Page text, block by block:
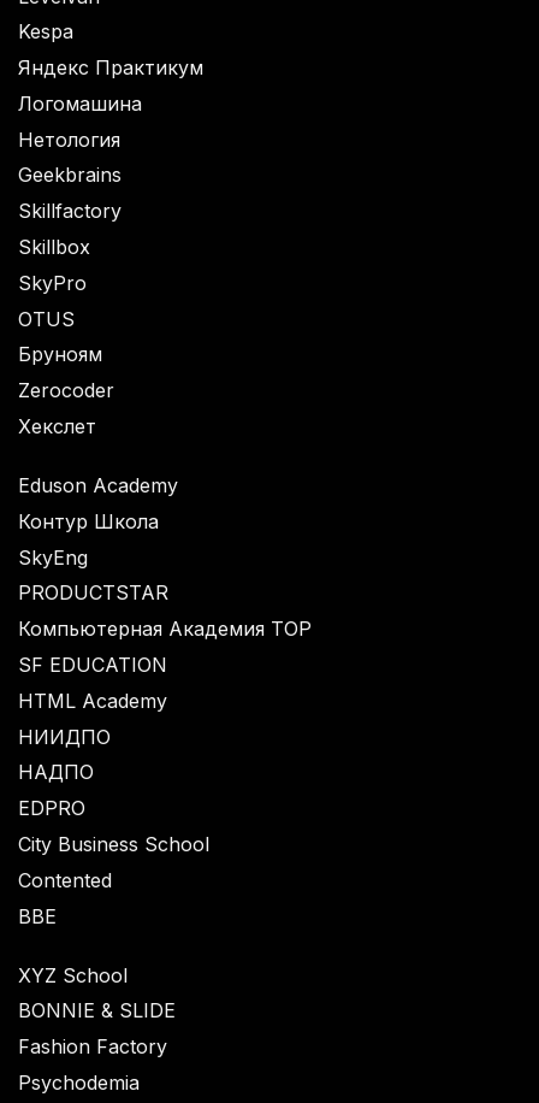
Kespa
Яндекс Практикум
Логомашина
Нетология
Geekbrains
Skillfactory
Skillbox
SkyPro
OTUS
Бруноям
Zerocoder
Хекслет
Eduson Academy
Контур Школа
SkyEng
PRODUCTSTAR
Компьютерная Академия TOP
SF EDUCATION
HTML Academy
НИИДПО
НАДПО
EDPRO
City Business School
Contented
BBE
XYZ School
BONNIE & SLIDE
Fashion Factory
Psychodemia